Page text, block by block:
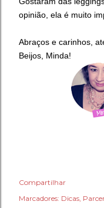
opinião, ela é muito
Abraços e carinhos,
Beijos, Minda!
Compartilhar
Marcadores: Dicas